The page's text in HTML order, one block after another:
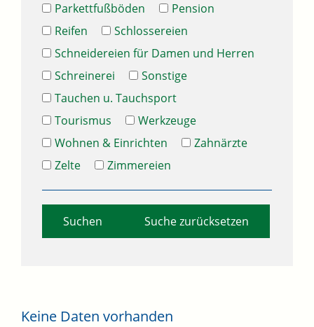
Parkettfußböden
Pension
Reifen
Schlossereien
Schneidereien für Damen und Herren
Schreinerei
Sonstige
Tauchen u. Tauchsport
Tourismus
Werkzeuge
Wohnen & Einrichten
Zahnärzte
Zelte
Zimmereien
Suche zurücksetzen
Keine Daten vorhanden